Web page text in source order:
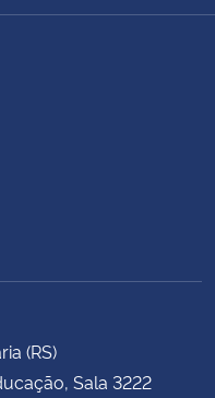
(RS)
Sala 3222